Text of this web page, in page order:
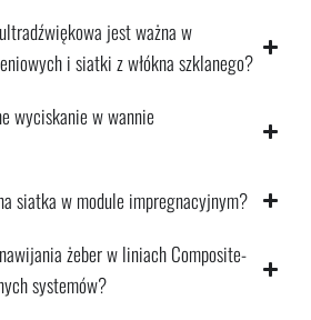
jest ważna w
i siatki z włókna szklanego?
wyciskanie w wannie
siatka w module impregnacyjnym?
żeber w liniach Composite-
systemów?